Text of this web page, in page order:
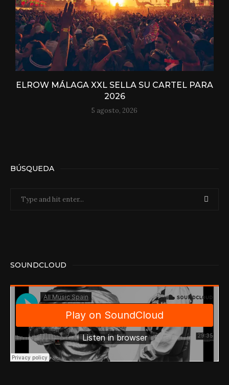
ELROW MÁLAGA XXL SELLA SU CARTEL PARA
2026
5 agosto, 2026
BÚSQUEDA
SOUNDCLOUD